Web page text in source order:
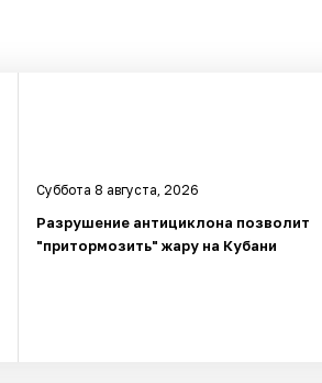
Суббота 8 августа, 2026
Разрушение антициклона позволит
"притормозить" жару на Кубани